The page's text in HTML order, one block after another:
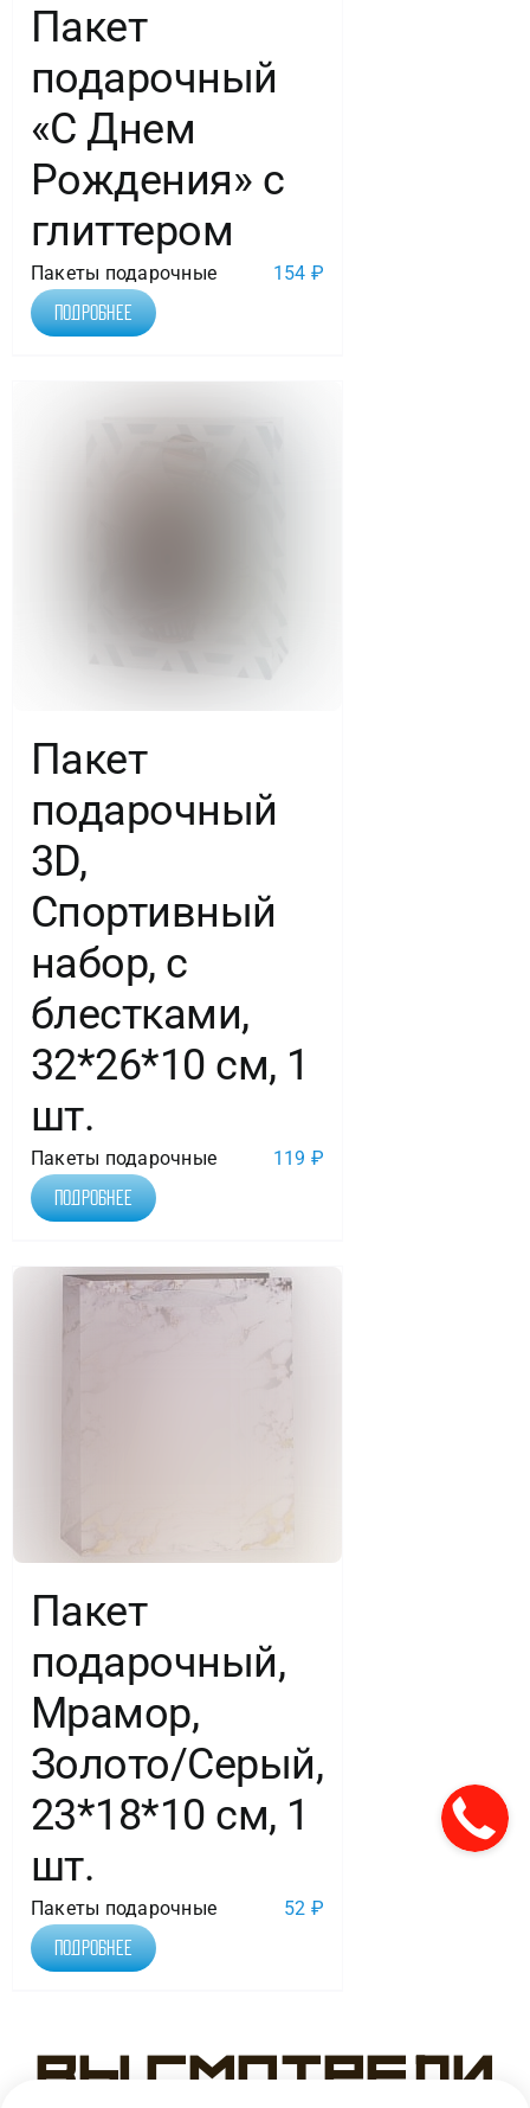
Пакет
подарочный
«С Днем
Рождения» с
глиттером
Пакеты подарочные 154 ₽
Подробнее
Пакет
подарочный
3D,
Спортивный
набор, с
блестками,
32*26*10 см, 1
шт.
Пакеты подарочные 119 ₽
Подробнее
Пакет
подарочный,
Мрамор,
Золото/Серый,
23*18*10 см, 1
шт.
Пакеты подарочные 52 ₽
Подробнее
Вы смотрели